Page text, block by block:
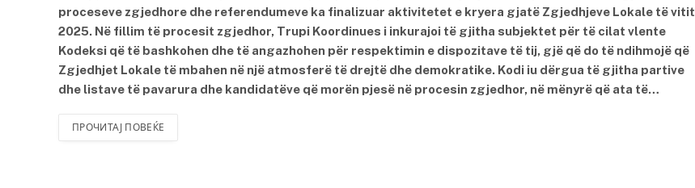
proceseve zgjedhore dhe referendumeve ka finalizuar aktivitetet e kryera gjatë Zgjedhjeve Lokale të vitit
2025. Në fillim të procesit zgjedhor, Trupi Koordinues i inkurajoi të gjitha subjektet për të cilat vlente
Kodeksi që të bashkohen dhe të angazhohen për respektimin e dispozitave të tij, gjë që do të ndihmojë që
Zgjedhjet Lokale të mbahen në një atmosferë të drejtë dhe demokratike. Kodi iu dërgua të gjitha partive
dhe listave të pavarura dhe kandidatëve që morën pjesë në procesin zgjedhor, në mënyrë që ata të…
ПРОЧИТАЈ ПОВЕЌЕ